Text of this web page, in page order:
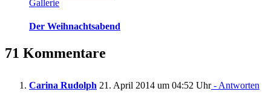
Gallerie
Der Weihnachtsabend
71 Kommentare
Carina Rudolph 21. April 2014 um 04:52 Uhr- Antworten